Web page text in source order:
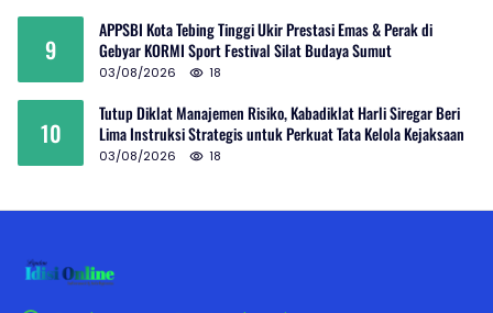
9
APPSBI Kota Tebing Tinggi Ukir Prestasi Emas & Perak di
Gebyar KORMI Sport Festival Silat Budaya Sumut
03/08/2026 18
10
Tutup Diklat Manajemen Risiko, Kabadiklat Harli Siregar Beri
Lima Instruksi Strategis untuk Perkuat Tata Kelola Kejaksaan
03/08/2026 18